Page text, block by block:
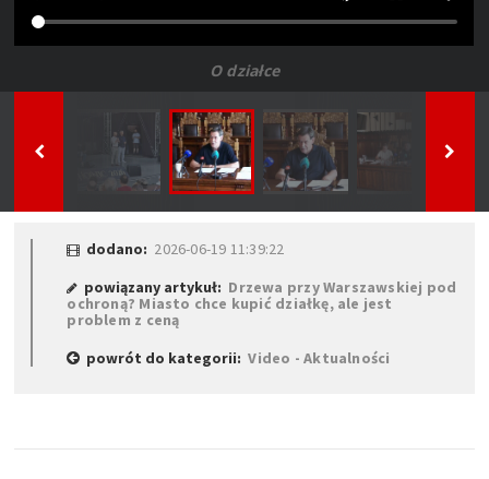
O działce
dodano: 2026-06-19 11:39:22
powiązany artykuł: Drzewa przy Warszawskiej pod
ochroną? Miasto chce kupić działkę, ale jest
problem z ceną
powrót do kategorii:Video - Aktualności